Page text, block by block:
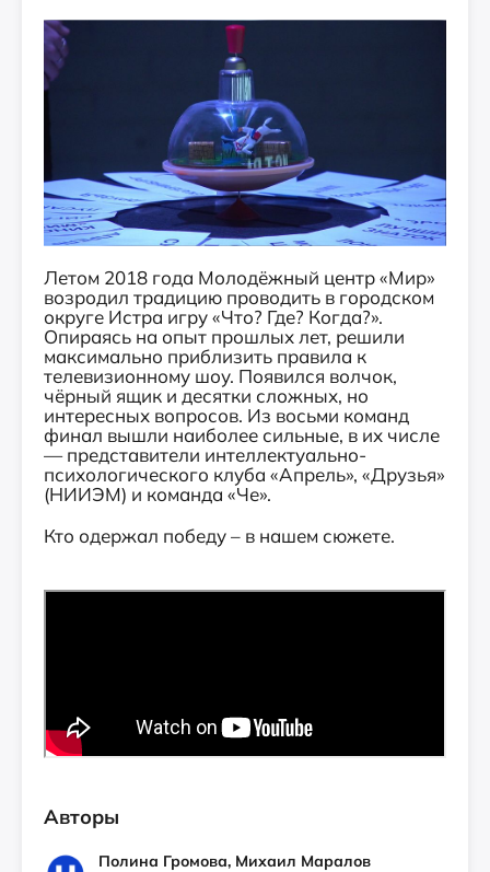
Летом 2018 года Молодёжный центр «Мир»
возродил традицию проводить в городском
округе Истра игру «Что? Где? Когда?».
Опираясь на опыт прошлых лет, решили
максимально приблизить правила к
телевизионному шоу. Появился волчок,
чёрный ящик и десятки сложных, но
интересных вопросов. Из восьми команд
финал вышли наиболее сильные, в их числе
— представители интеллектуально-
психологического клуба «Апрель», «Друзья»
(НИИЭМ) и команда «Че».
Кто одержал победу – в нашем сюжете.
Авторы
Полина Громова, Михаил Маралов